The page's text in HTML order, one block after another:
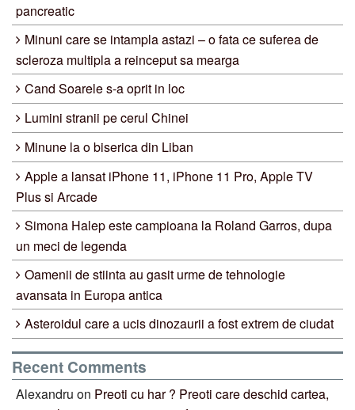
pancreatic
Minuni care se intampla astazi – o fata ce suferea de
scleroza multipla a reinceput sa mearga
Cand Soarele s-a oprit in loc
Lumini stranii pe cerul Chinei
Minune la o biserica din Liban
Apple a lansat iPhone 11, iPhone 11 Pro, Apple TV
Plus si Arcade
Simona Halep este campioana la Roland Garros, dupa
un meci de legenda
Oamenii de stiinta au gasit urme de tehnologie
avansata in Europa antica
Asteroidul care a ucis dinozaurii a fost extrem de ciudat
Recent Comments
Alexandru on Preoti cu har ? Preoti care deschid cartea,